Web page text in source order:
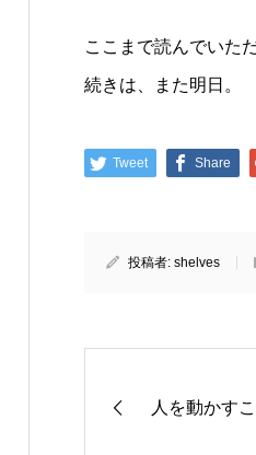
ここまで読んでいた
続きは、また明日。
Tweet Share
投稿者: shelves
人を動かす